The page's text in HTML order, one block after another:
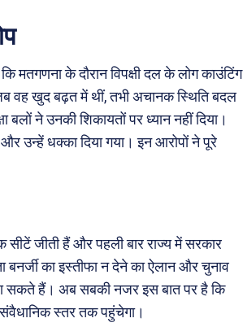
मतगणना के दौरान विपक्षी दल के लोग काउंटिंग
खुद बढ़त में थीं, तभी अचानक स्थिति बदल
ने उनकी शिकायतों पर ध्यान नहीं दिया।
उन्हें धक्का दिया गया। इन आरोपों ने पूरे
जीती हैं और पहली बार राज्य में सरकार
का इस्तीफा न देने का ऐलान और चुनाव
सकते हैं। अब सबकी नजर इस बात पर है कि
स्तर तक पहुंचेगा।